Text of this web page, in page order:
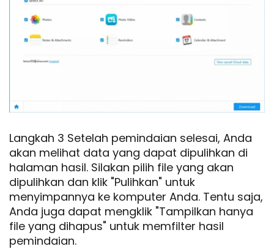
Langkah 3 Setelah pemindaian selesai, Anda
akan melihat data yang dapat dipulihkan di
halaman hasil. Silakan pilih file yang akan
dipulihkan dan klik "Pulihkan" untuk
menyimpannya ke komputer Anda. Tentu saja,
Anda juga dapat mengklik "Tampilkan hanya
file yang dihapus" untuk memfilter hasil
pemindaian.